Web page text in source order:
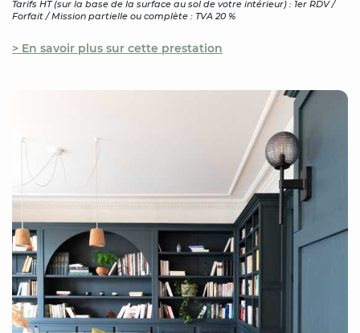
Tarifs HT (sur la base de la surface au sol de votre intérieur) : 1er RDV /
Forfait / Mission partielle ou complète : TVA 20 %
> En savoir plus sur cette prestation